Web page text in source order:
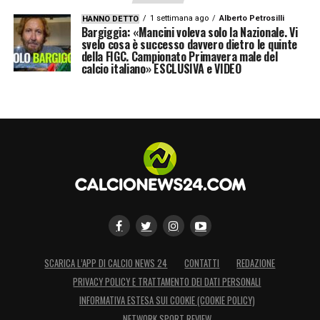
LA PLAYLIST DELLE NOSTRE TOP NEWS
HANNO DETTO 1 settimana ago Alberto Petrosilli
Bargiggia: «Mancini voleva solo la Nazionale. Vi
svelo cosa è successo davvero dietro le quinte
della FIGC. Campionato Primavera male del
calcio italiano» ESCLUSIVA e VIDEO
SCARICA L’APP DI CALCIO NEWS 24 CONTATTI
REDAZIONE
PRIVACY POLICY E TRATTAMENTO DEI DATI PERSONALI
INFORMATIVA ESTESA SUI COOKIE (COOKIE POLICY)